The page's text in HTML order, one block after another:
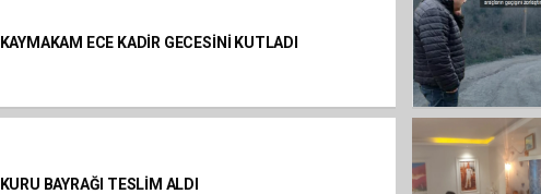
KAYMAKAM ECE KADİR GECESİNİ KUTLADI
KURU BAYRAĞI TESLİM ALDI